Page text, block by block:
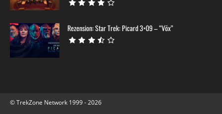
Rezension: Star Trek: Picard 3×09 – “Võx”
© TrekZone Network 1999 - 2026